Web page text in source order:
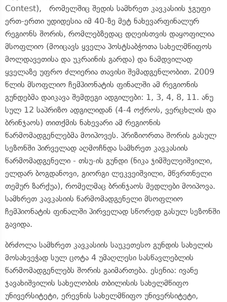
Contest), რომელშიც შედის სამხრეთ კავკასიის ჯგუფი
ერთ-ერთი უდიდესია იმ 40-ზე მეტ ნახევარფინალურ
რეგიონს შორის, რომლებზედაც დღეისთვის დაყოფილია
მსოფლიო (მოიცავს ყველა პოსტსაბჭოთა სახელმწიფოს
მოლდავეთისა და უკრაინის გარდა) და ნამდვილად
ყველაზე უფრო ძლიერია თავისი შემადგენლობით. 2009
წლის მსოფლიო ჩემპიონატის ფინალში ამ რეგიონის
გუნდებმა დაიკავა შემდეგი ადგილები: 1, 3, 4, 8, 11. ანუ
სულ 12 საპრიზო ადგილიდან (4-4 ოქროს, ვერცხლის და
ბრინჯაოს) თითქმის ნახევარი ამ რეგიონის
წარმომადგენლებმა მოიპოვეს. პრიზიორთა შორის გასულ
სეზონში პირველად აღმოჩნდა სამხრეთ კავკასიის
წარმომადგენელი - თსუ-ის გუნდი (ნიკა ჯიმშელეიშვილი,
ელდარ ბოგდანოვი, გიორგი ლეკვეიშვილი, მწვრთნელი
თემურ ზარქუა), რომელმაც ბრინჯაოს მედლები მოიპოვა.
სამხრეთ კავკასიის წარმომადგენელი მსოფლიო
ჩემპიონატის ფინალში პირველად სწორედ გასულ სეზონში
გავიდა.
ბრძოლა სამხრეთ კავკასიის საუკეთესო გუნდის სახელის
მოსახვეჭად სულ ცოტა 4 უმაღლესი სასწავლებლის
წარმომადგენლებს შორის გაიმართება. ესენია: ივანე
ჯავახიშვილის სახელობის თბილისის სახელმწიფო
უნივერსიტეტი, ერევნის სახელმწიფო უნივერსიტეტი,